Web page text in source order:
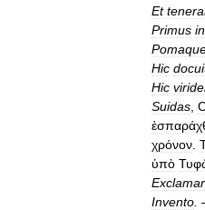
Et
Primus
Hic
Hic
Suidas
χρόνον
ὑπὸ
Invento